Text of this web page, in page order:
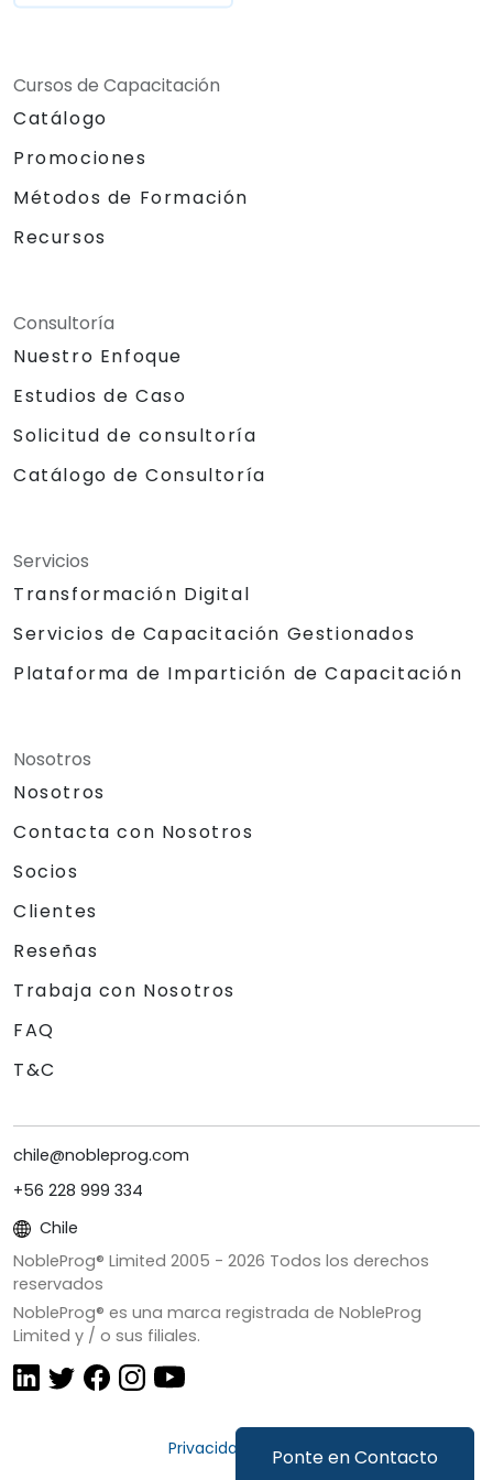
Ponte en Contacto
Cursos de Capacitación
Catálogo
Promociones
Métodos de Formación
Recursos
Consultoría
Nuestro Enfoque
Estudios de Caso
Solicitud de consultoría
Catálogo de Consultoría
Servicios
Transformación Digital
Servicios de Capacitación Gestionados
Plataforma de Impartición de Capacitación
Nosotros
Nosotros
Contacta con Nosotros
Socios
Clientes
Reseñas
Trabaja con Nosotros
FAQ
T&C
chile@nobleprog.com
+56 228 999 334
Chile
NobleProg® Limited 2005 - 2026 Todos los derechos
reservados
NobleProg® es una marca registrada de NobleProg
Limited y / o sus filiales.
Privacidad y Cookies